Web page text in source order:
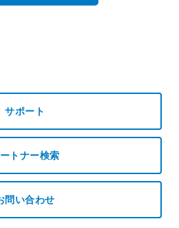
サポート
トナー検索
問い合わせ